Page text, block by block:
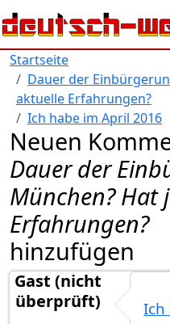
Direkt zum Inhalt
Startseite
Dauer der
aktuelle Erfahrungen?
Ich habe im April 2016
Neuen
Dauer der
München? Hat
Erfahrungen?
hinzufügen
Gast (nicht
überprüft)
Ich